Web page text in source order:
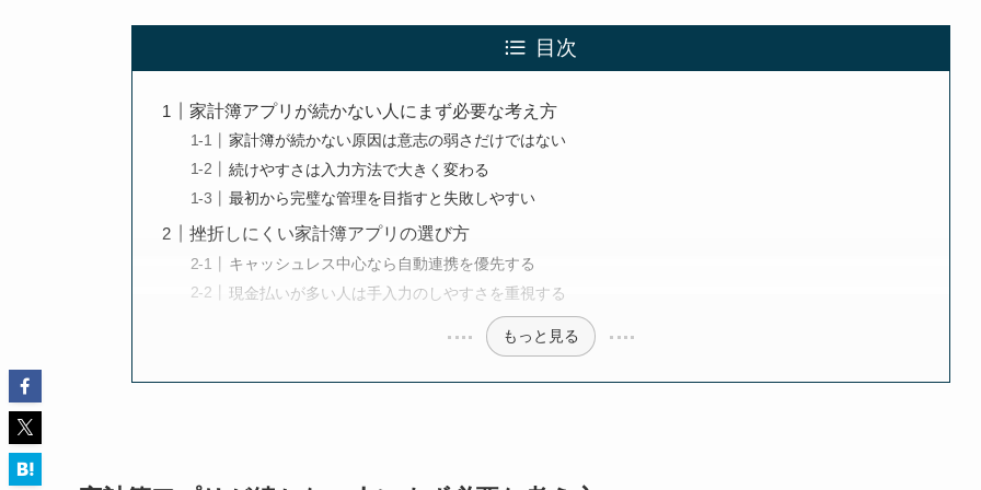
目次
家計簿アプリが続かない人にまず必要な考え方
家計簿が続かない原因は意志の弱さだけではない
続けやすさは入力方法で大きく変わる
最初から完璧な管理を目指すと失敗しやすい
挫折しにくい家計簿アプリの選び方
キャッシュレス中心なら自動連携を優先する
現金払いが多い人は手入力のしやすさを重視する
もっと見る